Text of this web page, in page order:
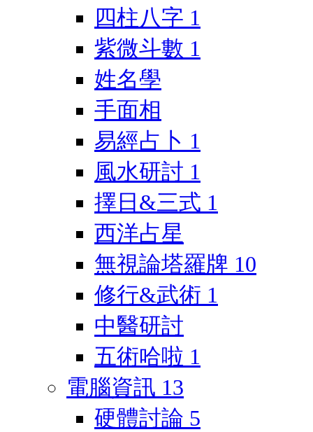
四柱八字 1
紫微斗數 1
姓名學
手面相
易經占卜 1
風水研討 1
擇日&三式 1
西洋占星
無視論塔羅牌 10
修行&武術 1
中醫研討
五術哈啦 1
電腦資訊 13
硬體討論 5